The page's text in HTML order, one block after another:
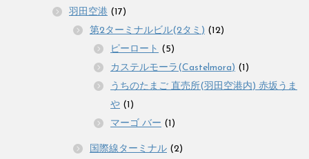
羽田空港 (17)
第2ターミナルビル(2タミ) (12)
ピーロート (5)
カステルモーラ(Castelmora) (1)
うちのたまご 直売所(羽田空港内) 赤坂うま
や (1)
マーゴ バー (1)
国際線ターミナル (2)